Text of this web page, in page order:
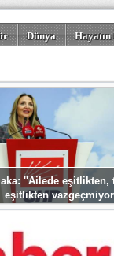
Dünya
''Ailede eşitlikten,
eşitlikten